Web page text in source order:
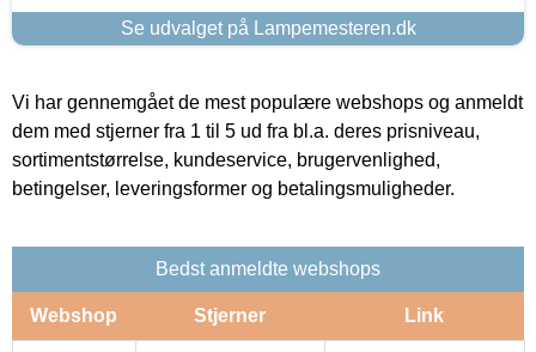
Se udvalget på Lampemesteren.dk
Vi har gennemgået de mest populære webshops og anmeldt
dem med stjerner fra 1 til 5 ud fra bl.a. deres prisniveau,
sortimentstørrelse, kundeservice, brugervenlighed,
betingelser, leveringsformer og betalingsmuligheder.
Bedst anmeldte webshops
Webshop Stjerner Link